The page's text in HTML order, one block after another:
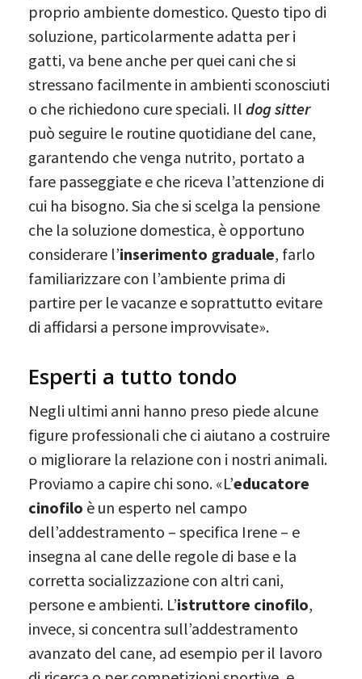
proprio ambiente domestico. Questo tipo di
soluzione, particolarmente adatta per i
gatti, va bene anche per quei cani che si
stressano facilmente in ambienti sconosciuti
o che richiedono cure speciali. Il dog sitter
può seguire le routine quotidiane del cane,
garantendo che venga nutrito, portato a
fare passeggiate e che riceva l’attenzione di
cui ha bisogno. Sia che si scelga la pensione
che la soluzione domestica, è opportuno
considerare l’inserimento graduale, farlo
familiarizzare con l’ambiente prima di
partire per le vacanze e soprattutto evitare
di affidarsi a persone improvvisate».
Esperti a tutto tondo
Negli ultimi anni hanno preso piede alcune
figure professionali che ci aiutano a costruire
o migliorare la relazione con i nostri animali.
Proviamo a capire chi sono. «L’educatore
cinofilo è un esperto nel campo
dell’addestramento – specifica Irene – e
insegna al cane delle regole di base e la
corretta socializzazione con altri cani,
persone e ambienti. L’istruttore cinofilo,
invece, si concentra sull’addestramento
avanzato del cane, ad esempio per il lavoro